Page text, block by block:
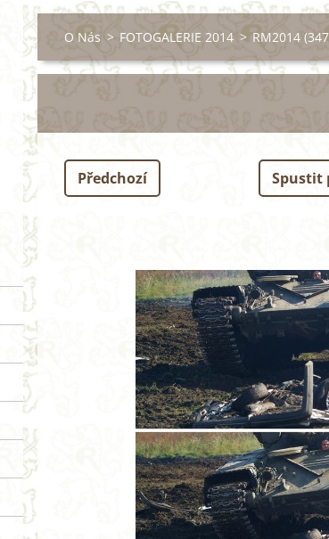
O Nás > FOTOGALERIE 2014 > RM2014
Předchozí Spustit